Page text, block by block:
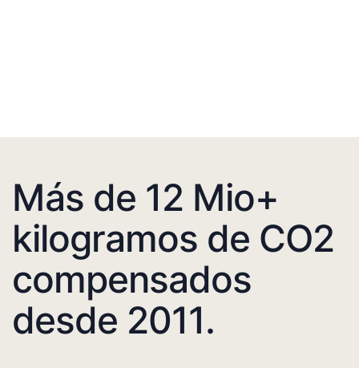
Más de 12 Mio+
kilogramos de CO2
compensados
desde 2011.